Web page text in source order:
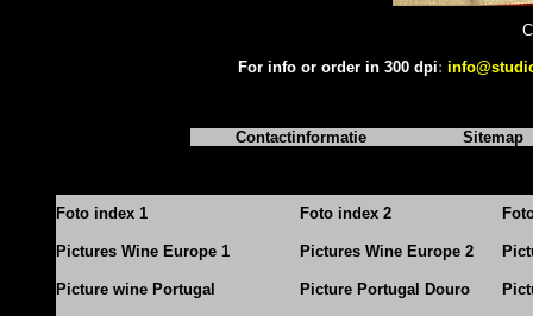
For info or order in 300 dpi:
Contactinformatie Sitemap
Foto index 1 Foto index 2
Pictures Wine Europe 1 Pictures Wine Europe 2
Picture wine Portugal Picture Portugal Douro